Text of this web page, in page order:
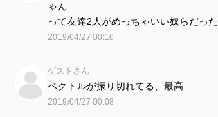
ゃん
って友達2人がめっちゃいい奴らだった
2019/04/27 00:16
ゲストさん
ベクトルが振り切れてる、最高
2019/04/27 00:08